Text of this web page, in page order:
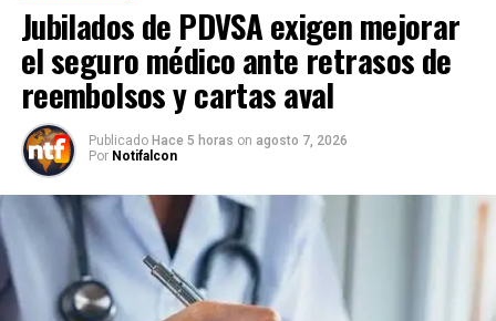
Jubilados de PDVSA exigen mejorar
el seguro médico ante retrasos de
reembolsos y cartas aval
Publicado Hace 5 horas on agosto 7, 2026
Por Notifalcon